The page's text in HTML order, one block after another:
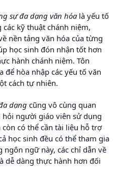
sự đa dạng văn hóa là yếu tố
kỹ thuật chánh niệm,
nền tảng văn hóa của từng
học sinh đón nhận tốt hơn
hành chánh niệm. Tôn
để hòa nhập các yếu tố văn
cách tự nhiên.
dạng cũng vô cùng quan
người giáo viên sử dụng
có thể cần tài liệu hỗ trợ
học sinh đều có thể tham gia
ngữ này, các chỉ dẫn về
dễ dàng thực hành hơn đối